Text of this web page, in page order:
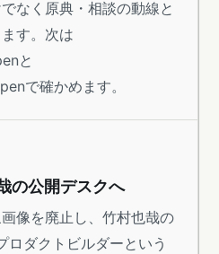
なく原典・相談の動線と
す。次は
と
で確かめます。
の公開デスクへ
像を廃止し、竹村也哉の
ダクトビルダーという